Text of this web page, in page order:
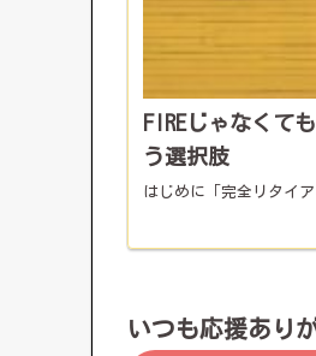
FIREじゃなくて
う選択肢
はじめに「完全リタイ
いつも応援あり